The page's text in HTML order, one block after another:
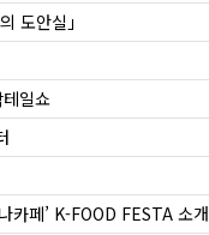
도안실」
일쇼
카페’ K-FOOD FESTA 소개